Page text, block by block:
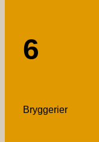
6
Bryggerier